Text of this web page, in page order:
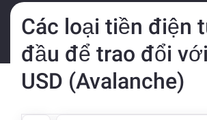
Các loại tiền điện
đầu để trao đổi
USD (Avalanche)